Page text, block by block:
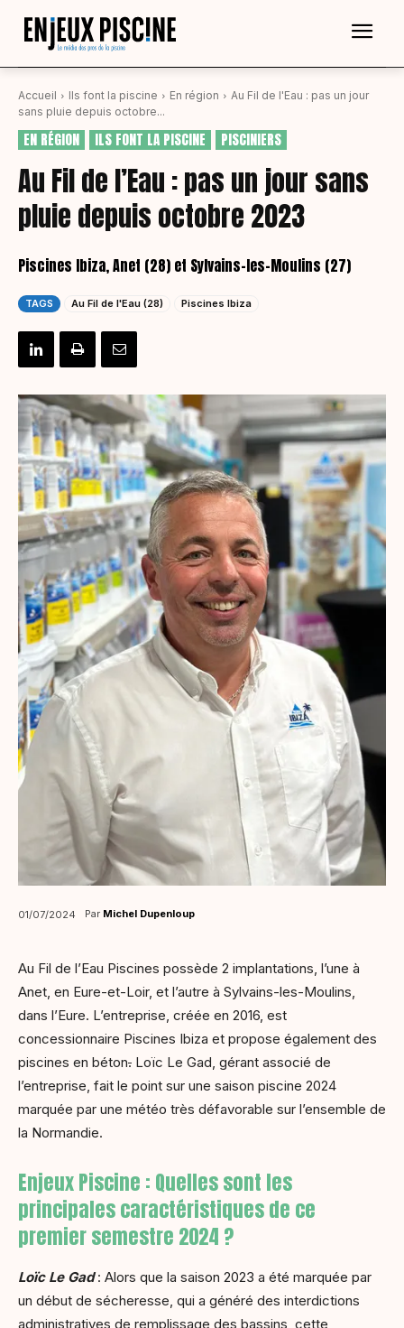
Accueil Ils font la piscine En région
Au Fil de l'Eau : pas un jour
sans pluie depuis octobre...
EN RÉGION ILS FONT LA PISCINE PISCINIERS
Au Fil de l’Eau : pas un jour sans
pluie depuis octobre 2023
Piscines Ibiza, Anet (28) et Sylvains-les-Moulins (27)
TAGS Au Fil de l'Eau (28) Piscines Ibiza
01/07/2024 Par Michel Dupenloup
Au Fil de l’Eau Piscines possède 2 implantations, l’une à
Anet, en Eure-et-Loir, et l’autre à Sylvains-les-Moulins,
dans l’Eure. L’entreprise, créée en 2016, est
concessionnaire Piscines Ibiza et propose également des
piscines en béton. Loïc Le Gad, gérant associé de
l’entreprise, fait le point sur une saison piscine 2024
marquée par une météo très défavorable sur l’ensemble de
la Normandie.
Enjeux Piscine : Quelles sont les
principales caractéristiques de ce
premier semestre 2024 ?
Loïc Le Gad: Alors que la saison 2023 a été marquée par
un début de sécheresse, qui a généré des interdictions
administratives de remplissage des bassins, cette